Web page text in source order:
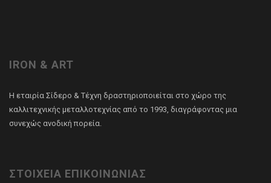
IRON & ART
Η εταιρία Σίδερο & Τέχνη δραστηριοποιείται στο χώρο της
καλλιτεχνικής μεταλλοτεχνίας από το 1993, διαγράφοντας μια
συνεχώς ανοδική πορεία.
ΣΤΟΙΧΕΙΑ ΕΠΙΚΟΙΝΩΝΙΑΣ